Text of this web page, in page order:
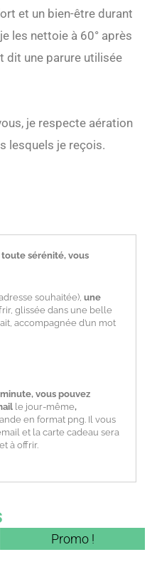
et un bien-être durant
les nettoie à 60° après
dit une parure utilisée
je respecte aération
lesquels je reçois.
sérénité, vous
souhaitée), une
glissée dans une belle
accompagnée d’un mot
vous pouvez
le jour-même,
en format png. Il vous
et la carte cadeau sera
à offrir.
Promo !
de